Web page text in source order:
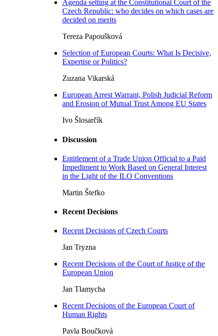
Agenda setting at the Constitutional Court of the
Czech Republic: who decides on which cases are
decided on merits
Tereza Papoušková
Selection of European Courts: What Is Decisive,
Expertise or Politics?
Zuzana Vikarská
European Arrest Warrant, Polish Judicial Reform
and Erosion of Mutual Trust Among EU States
Ivo Šlosarčík
Discussion
Entitlement of a Trade Union Official to a Paid
Impediment to Work Based on General Interest
in the Light of the ILO Conventions
Martin Štefko
Recent Decisions
Recent Decisions of Czech Courts
Jan Tryzna
Recent Decisions of the Court of Justice of the
European Union
Jan Tlamycha
Recent Decisions of the European Court of
Human Rights
Pavla Boučková